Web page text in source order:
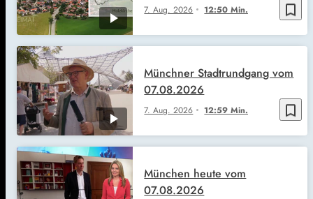
bookmark_border
7. Aug. 2026 12:50 Min.
bookmark_border
7. Aug. 2026 12:59 Min.
Münchner Stadtrundgang vom
07.08.2026
München heute vom
07.08.2026